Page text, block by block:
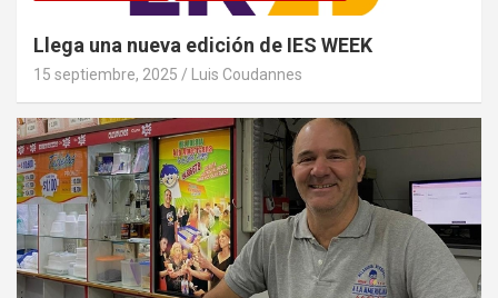
Llega una nueva edición de IES WEEK
15 septiembre, 2025 Luis Coudannes